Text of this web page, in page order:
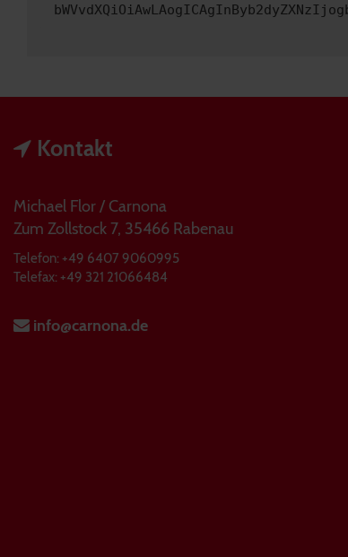
Kontakt
Michael Flor / Carnona
Zum Zollstock 7, 35466 Rabenau
Telefon: +49 6407 9060995
Telefax: +49 321 21066484
info@carnona.de